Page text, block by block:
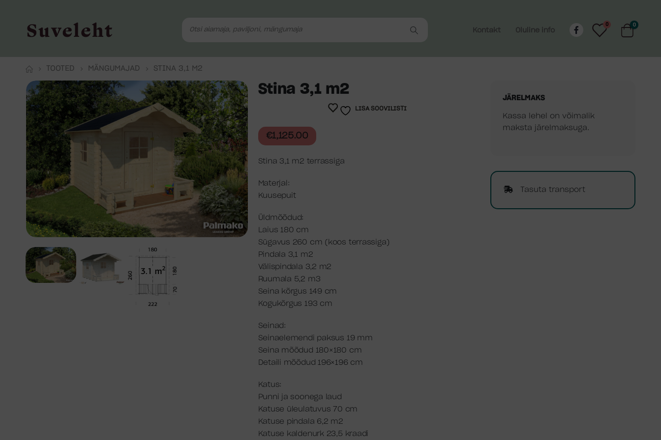
Kontakt Oluline info
0 0
TOOTED MÄNGUMAJAD STINA 3,1 M2
Stina 3,1 m2
€1,125.00
Stina 3,1 m2 terrassiga
Materjal:
Kuusepuit
Üldmõõdud:
Laius 180 cm
Sügavus 260 cm (koos terrassiga)
Pindala 3,1 m2
Välispindala 3,2 m2
Ruumala 5,2 m3
Seina kõrgus 149 cm
Kogukõrgus 193 cm
Seinad:
Seinaelemendi paksus 19 mm
Seina mõõdud 180×180 cm
Detaili mõõdud 196×196 cm
Katus:
Punni ja soonega laud
Katuse üleulatuvus 70 cm
Katuse pindala 6,2 m2
Katuse kaldenurk 23,5 kraadi
LISA SOOVILISTI
JÄRELMAKS
Kassa lehel on võimalik
maksta järelmaksuga.
Tasuta transport